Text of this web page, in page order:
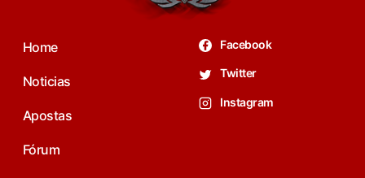
Home
Noticias
Apostas
Fórum
Facebook
Twitter
Instagram